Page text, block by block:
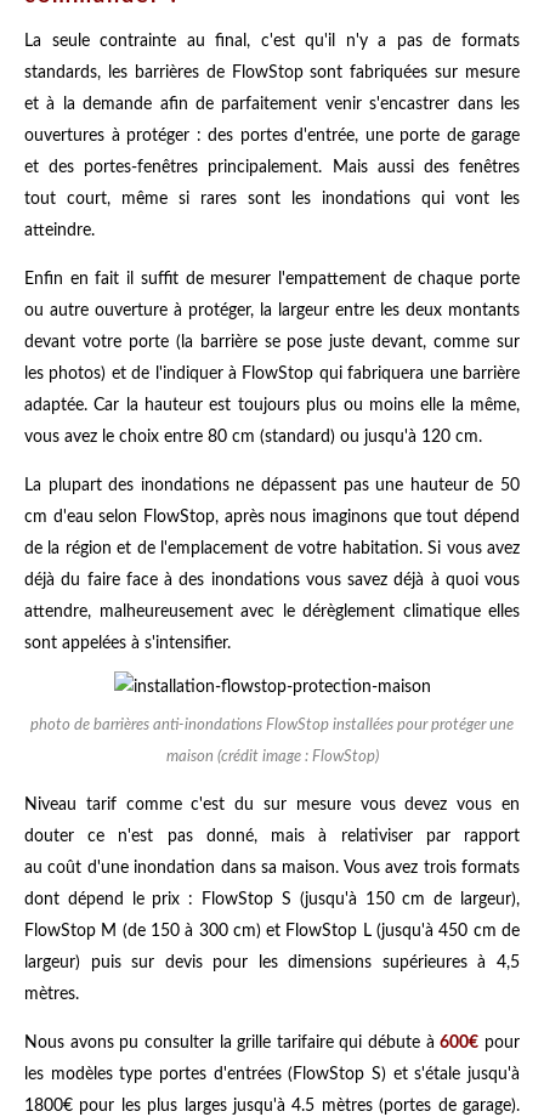
La seule contrainte au final, c'est qu'il n'y a pas de formats
standards, les barrières de FlowStop sont fabriquées sur mesure
et à la demande afin de parfaitement venir s'encastrer dans les
ouvertures à protéger : des portes d'entrée, une porte de garage
et des portes-fenêtres principalement. Mais aussi des fenêtres
tout court, même si rares sont les inondations qui vont les
atteindre.
Enfin en fait il suffit de mesurer l'empattement de chaque porte
ou autre ouverture à protéger, la largeur entre les deux montants
devant votre porte (la barrière se pose juste devant, comme sur
les photos) et de l'indiquer à FlowStop qui fabriquera une barrière
adaptée. Car la hauteur est toujours plus ou moins elle la même,
vous avez le choix entre 80 cm (standard) ou jusqu'à 120 cm.
La plupart des inondations ne dépassent pas une hauteur de 50
cm d'eau selon FlowStop, après nous imaginons que tout dépend
de la région et de l'emplacement de votre habitation. Si vous avez
déjà du faire face à des inondations vous savez déjà à quoi vous
attendre, malheureusement avec le dérèglement climatique elles
sont appelées à s'intensifier.
photo de barrières anti-inondations FlowStop installées pour protéger une
maison (crédit image : FlowStop)
Niveau tarif comme c'est du sur mesure vous devez vous en
douter ce n'est pas donné, mais à relativiser par rapport
au coût d'une inondation dans sa maison. Vous avez trois formats
dont dépend le prix : FlowStop S (jusqu'à 150 cm de largeur),
FlowStop M (de 150 à 300 cm) et FlowStop L (jusqu'à 450 cm de
largeur) puis sur devis pour les dimensions supérieures à 4,5
mètres.
Nous avons pu consulter la grille tarifaire qui débute à600€ pour
les modèles type portes d'entrées (FlowStop S) et s'étale jusqu'à
1800€ pour les plus larges jusqu'à 4.5 mètres (portes de garage).